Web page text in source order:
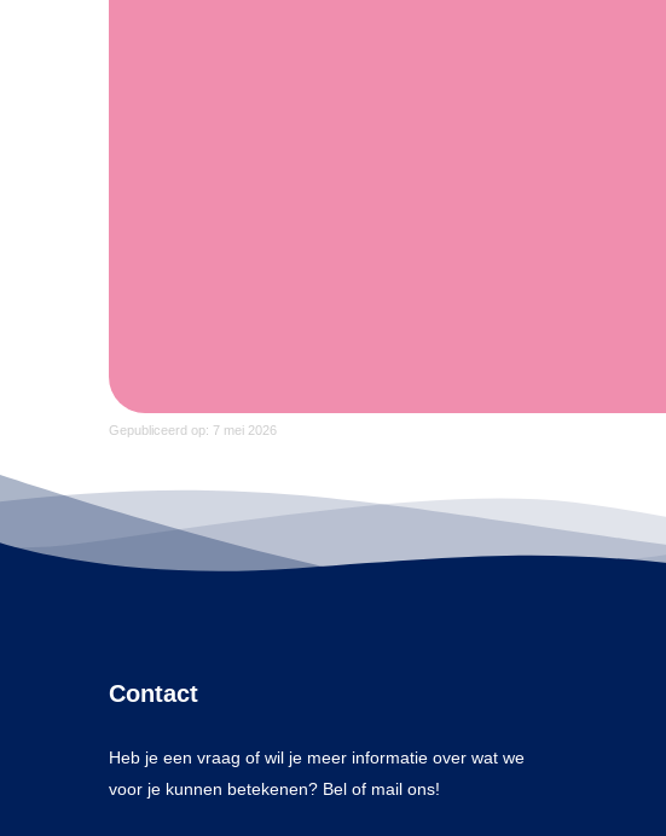
Gepubliceerd op: 7 mei 2026
Contact
Heb je een vraag of wil je meer informatie over wat we
voor je kunnen betekenen? Bel of mail ons!